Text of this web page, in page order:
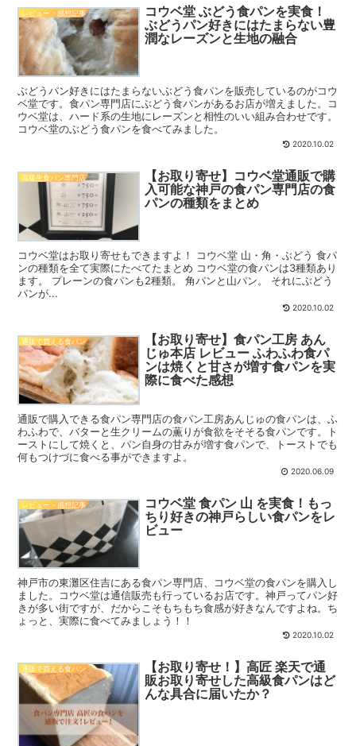
レビュー・感想記事
コウベ堂 ぶどう食パンを実食！
ぶどうパン好きにはたまらない豊
潤なレーズンと生地の融合
ぶどうパン好きにはたまらないぶどう食パンを販売しているのがコウ
ベ堂です。食パン専門店にぶどう食パンがあるお店が増えました。コ
ウベ堂は、ハード系の生地にレーズンと相性のいい組み合わせです。
コウベ堂のぶどう食パンを食べてみました。
2020.10.02
高級生食パン専門店
【お取り寄せ】コウベ堂通販で購
入可能な神戸の食パン専門店の食
パンの種類をまとめ
コウベ堂はお取り寄せもできますよ！ コウベ堂 山・角・ぶどう 食パ
ンの種類を全て実際にたべてたまとめ コウベ堂の食パンは3種類あり
ます。 プレーンの食パンも2種類。 角パンと山パン。 それにぶどう
パンが...
2020.10.02
通販で買える食パン
【お取り寄せ】食パン工房 あん
じゅ本店 レビュー ふわふわ食パ
ンは焼くと甘さが増す食パンを実
際に食べた感想
通販で購入できる食パン専門店の食パン工房あんじゅの食パンは、ふ
わふわで、バターと生クリームの薫りが食欲をそそる食パンです。ト
ーストにして焼くと、パン自身の甘みが増す食パンで、トーストでも
何もつけづに食べる事ができますよ。
2020.06.09
レビュー・感想記事
コウベ堂 食パン 山 を実食！もっ
ちり好きの神戸らしい食パンをレ
ビュー
神戸市の東灘区住吉にある食パン専門店、コウベ堂の食パンを購入し
ました。コウベ堂は通信販売も行っているお店です。神戸ってパン好
きが多い街ですが、だからこそもちもち食感が好きなんですよね。ち
ょっと、実際に食べてみましょう！！
2020.10.02
通販で買える食パン
【お取り寄せ！】高匠 楽天で通
販お取り寄せした高級食パンはど
んな具合に届いたか？